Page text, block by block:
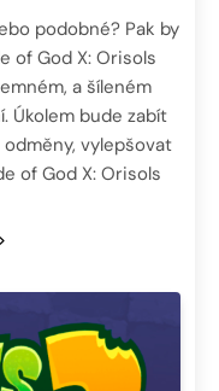
podobné? Pak by
of God X: Orisols
a šíleném
Úkolem bude zabít
vylepšovat
of God X: Orisols